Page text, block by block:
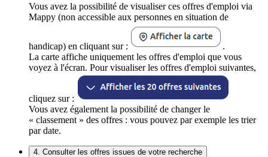
Vous avez la possibilité de visualiser ces offres d'emploi via
Mappy (non accessible aux personnes en situation de
handicap) en cliquant sur :
.
La carte affiche uniquement les offres d'emploi que vous
voyez à l'écran. Pour visualiser les offres d'emploi suivantes,
cliquez sur :
Vous avez également la possibilité de changer le
« classement » des offres : vous pouvez par exemple les trier
par date.
4. Consulter les offres issues de votre recherche